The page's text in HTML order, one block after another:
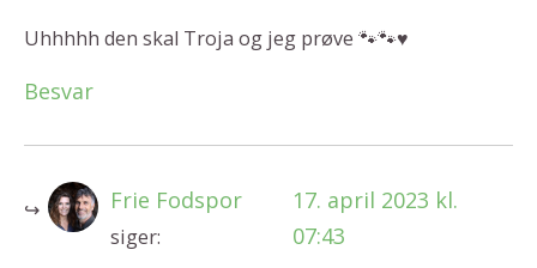
Uhhhhh den skal Troja og jeg prøve 🐾🐾♥️
Besvar
Frie Fodspor
siger:
17. april 2023 kl.
07:43